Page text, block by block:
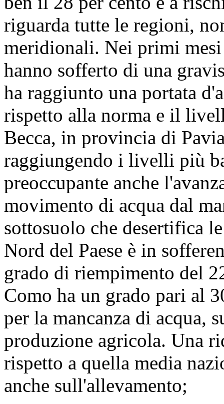
riguarda tutte le regioni,
meridionali. Nei primi
hanno sofferto di una
ha raggiunto una portata
rispetto alla norma e il
Becca, in provincia di
raggiungendo i livelli più
preoccupante anche
movimento di acqua dal
sottosuolo che desertifica
Nord del Paese è in
grado di riempimento del
Como ha un grado pari al
per la mancanza di acqua,
produzione agricola. Una
rispetto a quella media
anche sull'allevamento;